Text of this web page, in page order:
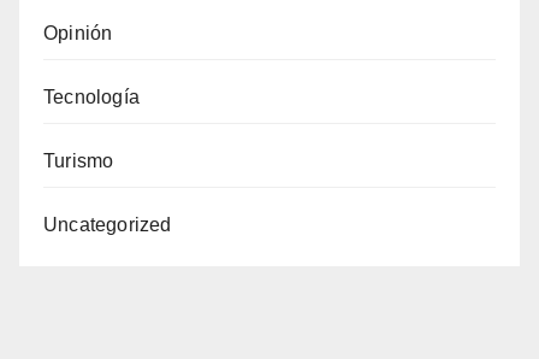
Opinión
Tecnología
Turismo
Uncategorized